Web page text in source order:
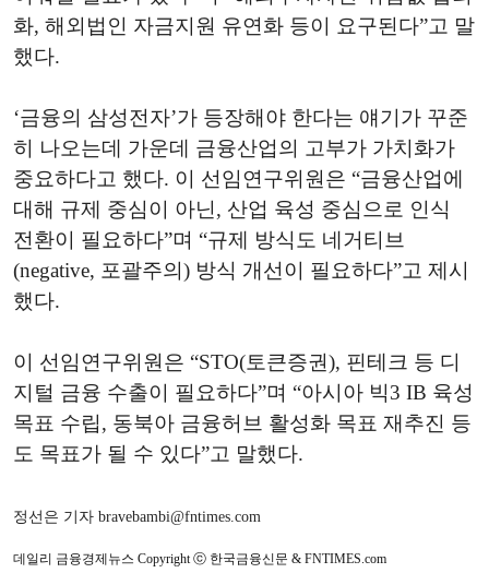
화, 해외법인 자금지원 유연화 등이 요구된다”고 말
했다.
‘금융의 삼성전자’가 등장해야 한다는 얘기가 꾸준
히 나오는데 가운데 금융산업의 고부가 가치화가
중요하다고 했다. 이 선임연구위원은 “금융산업에
대해 규제 중심이 아닌, 산업 육성 중심으로 인식
전환이 필요하다”며 “규제 방식도 네거티브
(negative, 포괄주의) 방식 개선이 필요하다”고 제시
했다.
이 선임연구위원은 “STO(토큰증권), 핀테크 등 디
지털 금융 수출이 필요하다”며 “아시아 빅3 IB 육성
목표 수립, 동북아 금융허브 활성화 목표 재추진 등
도 목표가 될 수 있다”고 말했다.
정선은 기자 bravebambi@fntimes.com
데일리 금융경제뉴스 Copyright ⓒ 한국금융신문 & FNTIMES.com